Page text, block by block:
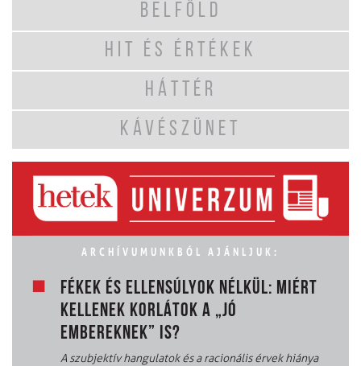
BELFÖLD
HIT ÉS ÉRTÉKEK
HÁTTÉR
KÁVÉSZÜNET
ARCHÍVUMUNKBÓL AJÁNLJUK:
FÉKEK ÉS ELLENSÚLYOK NÉLKÜL: MIÉRT
KELLENEK KORLÁTOK A „JÓ
EMBEREKNEK” IS?
A szubjektív hangulatok és a racionális érvek hiánya